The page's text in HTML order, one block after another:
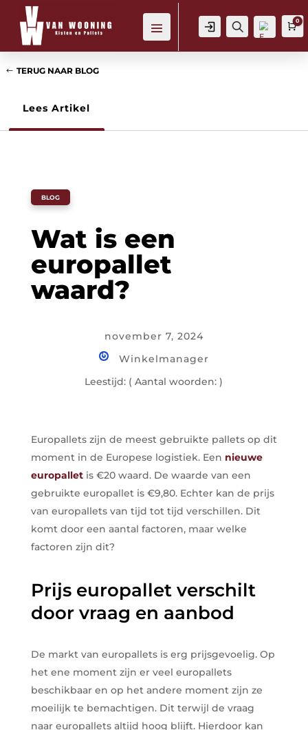
Login Zoeken
0
TERUG NAAR BLOG
Lees Artikel
BLOG
Wat is een
europallet
waard?
november 7, 2024
Winkelmanager
Leestijd: ( Aantal woorden:)
Europallets zijn de meest gebruikte pallets op dit
moment in de Europese logistiek. Een nieuwe
europalletis €20 waard. De waarde van een
gebruikte europallet is €9,80. Echter kan de prijs
van europallets van tijd tot tijd verschillen. Dit
komt door een aantal factoren, maar welke
factoren zijn dit?
Prijs europallet verschilt
door vraag en aanbod
De markt van europallets is erg prijsgevoelig. Op
het ene moment zijn er veel europallets
beschikbaar en op het andere moment zijn ze
moeilijk te bemachtigen. Dit terwijl de vraag
naar europallets altijd hoog blijft. Hierdoor kan